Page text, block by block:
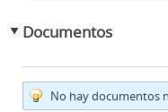
Documentos
No hay documentos